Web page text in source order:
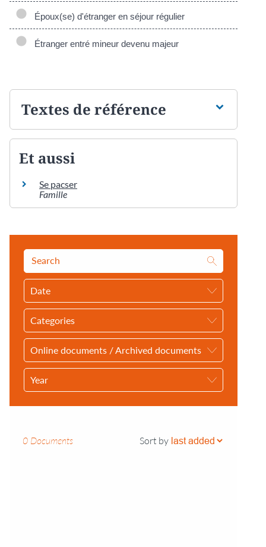
Époux(se) d'étranger en séjour régulier
Étranger entré mineur devenu majeur
Textes de référence
Et aussi
Se pacser
Famille